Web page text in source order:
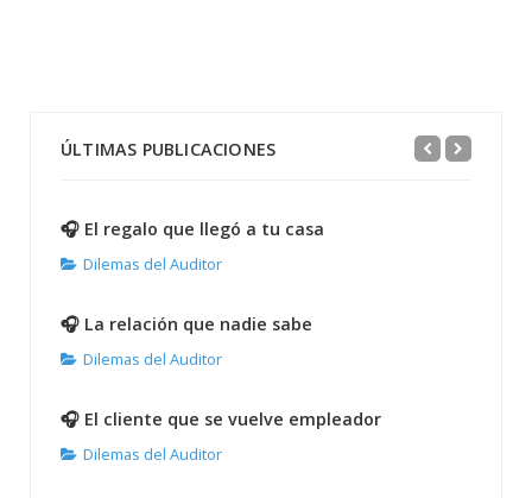
ÚLTIMAS PUBLICACIONES
🎧 El regalo que llegó a tu casa
Dilemas del Auditor
🎧 La relación que nadie sabe
Dilemas del Auditor
🎧 El cliente que se vuelve empleador
Dilemas del Auditor